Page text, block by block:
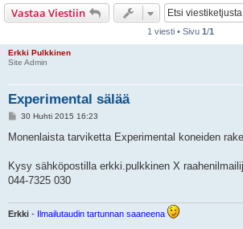
Vastaa Viestiin
1 viesti • Sivu 1/1
Erkki Pulkkinen
Site Admin
Experimental sälää
V
e
i
30 Huhti 2015 16:23
Monenlaista tarviketta Experimental koneiden
Kysy sähköpostilla erkki.pulkkinen X
044-7325 030
Erkki - Ilmailutaudin tartunnan saaneena